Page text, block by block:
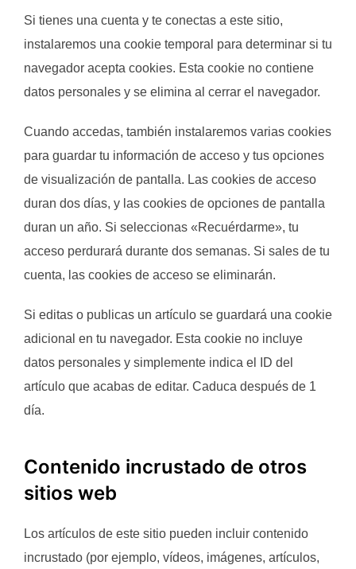
Si tienes una cuenta y te conectas a este sitio,
instalaremos una cookie temporal para determinar si tu
navegador acepta cookies. Esta cookie no contiene
datos personales y se elimina al cerrar el navegador.
Cuando accedas, también instalaremos varias cookies
para guardar tu información de acceso y tus opciones
de visualización de pantalla. Las cookies de acceso
duran dos días, y las cookies de opciones de pantalla
duran un año. Si seleccionas «Recuérdarme», tu
acceso perdurará durante dos semanas. Si sales de tu
cuenta, las cookies de acceso se eliminarán.
Si editas o publicas un artículo se guardará una cookie
adicional en tu navegador. Esta cookie no incluye
datos personales y simplemente indica el ID del
artículo que acabas de editar. Caduca después de 1
día.
Contenido incrustado de otros
sitios web
Los artículos de este sitio pueden incluir contenido
incrustado (por ejemplo, vídeos, imágenes, artículos,